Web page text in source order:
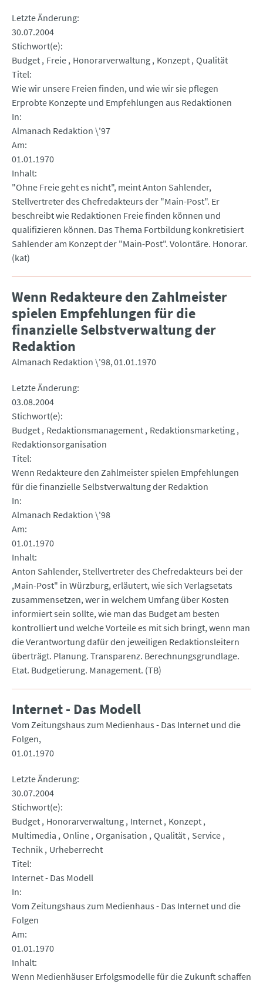
Letzte Änderung
30.07.2004
Stichwort(e)
Budget Freie Honorarverwaltung Konzept Qualität
Titel
Wie wir unsere Freien finden, und wie wir sie pflegen
Erprobte Konzepte und Empfehlungen aus Redaktionen
In
Almanach Redaktion \'97
Am
01.01.1970
Inhalt
"Ohne Freie geht es nicht", meint Anton Sahlender,
Stellvertreter des Chefredakteurs der "Main-Post". Er
beschreibt wie Redaktionen Freie finden können und
qualifizieren können. Das Thema Fortbildung konkretisiert
Sahlender am Konzept der "Main-Post". Volontäre. Honorar.
(kat)
Wenn Redakteure den Zahlmeister
spielen Empfehlungen für die
finanzielle Selbstverwaltung der
Redaktion
Almanach Redaktion \'98 01.01.1970
Letzte Änderung
03.08.2004
Stichwort(e)
Budget Redaktionsmanagement Redaktionsmarketing
Redaktionsorganisation
Titel
Wenn Redakteure den Zahlmeister spielen Empfehlungen
für die finanzielle Selbstverwaltung der Redaktion
In
Almanach Redaktion \'98
Am
01.01.1970
Inhalt
Anton Sahlender, Stellvertreter des Chefredakteurs bei der
,Main-Post" in Würzburg, erläutert, wie sich Verlagsetats
zusammensetzen, wer in welchem Umfang über Kosten
informiert sein sollte, wie man das Budget am besten
kontrolliert und welche Vorteile es mit sich bringt, wenn man
die Verantwortung dafür den jeweiligen Redaktionsleitern
überträgt. Planung. Transparenz. Berechnungsgrundlage.
Etat. Budgetierung. Management. (TB)
Internet - Das Modell
Vom Zeitungshaus zum Medienhaus - Das Internet und die
Folgen
01.01.1970
Letzte Änderung
30.07.2004
Stichwort(e)
Budget Honorarverwaltung Internet Konzept
Multimedia Online Organisation Qualität Service
Technik Urheberrecht
Titel
Internet - Das Modell
In
Vom Zeitungshaus zum Medienhaus - Das Internet und die
Folgen
Am
01.01.1970
Inhalt
Wenn Medienhäuser Erfolgsmodelle für die Zukunft schaffen